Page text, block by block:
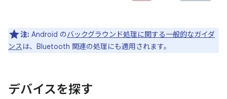
注: Android のバックグラウンド処理に関する一般的なガイダ
ンス は、Bluetooth 関連の処理にも適用されます。
デバイスを探す